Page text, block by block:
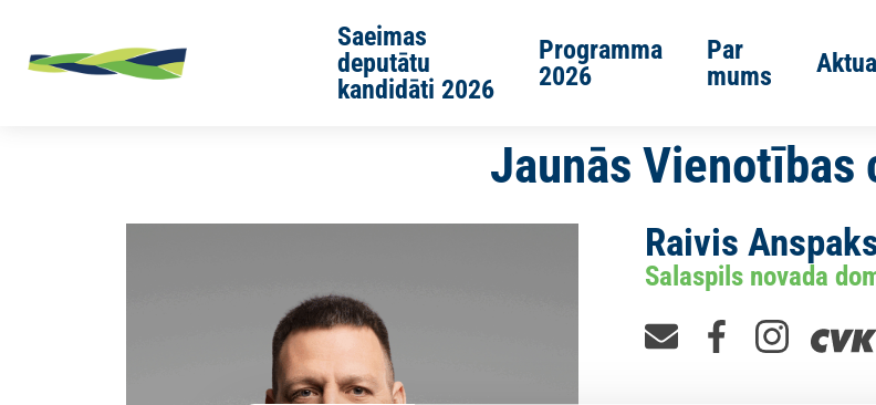
Saeimas
deputātu
kandidāti 2026
Programma
2026
Par
mums
Jaunās Vienotības
Raivis
Salaspils novada